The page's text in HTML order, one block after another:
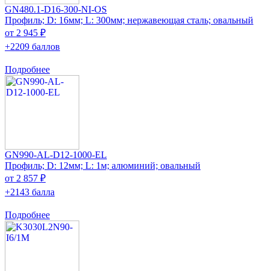
GN480.1-D16-300-NI-OS
Профиль; D: 16мм; L: 300мм; нержавеющая сталь; овальный
от 2 945 ₽
+2209 баллов
Подробнее
GN990-AL-D12-1000-EL
Профиль; D: 12мм; L: 1м; алюминий; овальный
от 2 857 ₽
+2143 балла
Подробнее